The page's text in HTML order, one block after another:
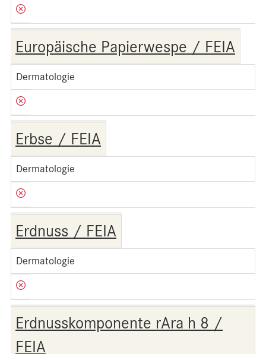
Europäische Papierwespe / FEIA
Dermatologie
Erbse / FEIA
Dermatologie
Erdnuss / FEIA
Dermatologie
Erdnusskomponente rAra h 8 /
FEIA